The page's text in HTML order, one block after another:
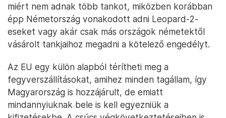
miért nem adnak több tankot, miközben korábban
épp Németország vonakodott adni Leopard-2-
eseket vagy akár csak más országok németektől
vásárolt tankjaihoz megadni a kötelező engedélyt.
Az EU egy külön alapból térítheti meg a
fegyverszállításokat, amihez minden tagállam, így
Magyarország is hozzájárult, de emiatt
mindannyiuknak bele is kell egyezniük a